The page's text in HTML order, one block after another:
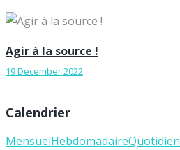
Agir à la source !
19 December 2022
Calendrier
MensuelHebdomadaireQuotidien